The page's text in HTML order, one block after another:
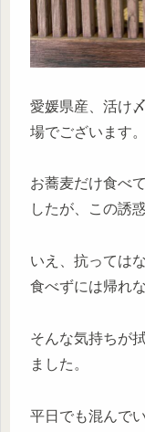
愛媛県産、活け
場でございます。
お蕎麦だけ食べ
したが、この誘
いえ、抗っては
食べずには帰れな
そんな気持ちが
ました。
平日でも混んで